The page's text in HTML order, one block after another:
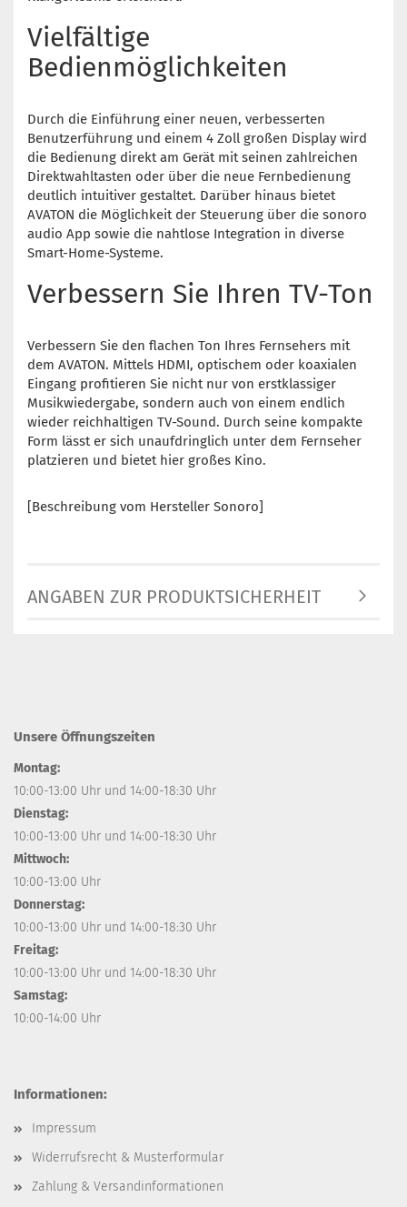
Vielfältige
Bedienmöglichkeiten
Durch die Einführung einer neuen, verbesserten
Benutzerführung und einem 4 Zoll großen Display wird
die Bedienung direkt am Gerät mit seinen zahlreichen
Direktwahltasten oder über die neue Fernbedienung
deutlich intuitiver gestaltet. Darüber hinaus bietet
AVATON die Möglichkeit der Steuerung über die sonoro
audio App sowie die nahtlose Integration in diverse
Smart-Home-Systeme.
Verbessern Sie Ihren TV-Ton
Verbessern Sie den flachen Ton Ihres Fernsehers mit
dem AVATON. Mittels HDMI, optischem oder koaxialen
Eingang profitieren Sie nicht nur von erstklassiger
Musikwiedergabe, sondern auch von einem endlich
wieder reichhaltigen TV-Sound. Durch seine kompakte
Form lässt er sich unaufdringlich unter dem Fernseher
platzieren und bietet hier großes Kino.
[Beschreibung vom Hersteller Sonoro]
ANGABEN ZUR PRODUKTSICHERHEIT
Unsere Öffnungszeiten
Montag:
10:00-13:00 Uhr und 14:00-18:30 Uhr
Dienstag:
10:00-13:00 Uhr und 14:00-18:30 Uhr
Mittwoch:
10:00-13:00 Uhr
Donnerstag:
10:00-13:00 Uhr und 14:00-18:30 Uhr
Freitag:
10:00-13:00 Uhr und 14:00-18:30 Uhr
Samstag:
10:00-14:00 Uhr
Informationen:
Impressum
Widerrufsrecht & Musterformular
Zahlung & Versandinformationen